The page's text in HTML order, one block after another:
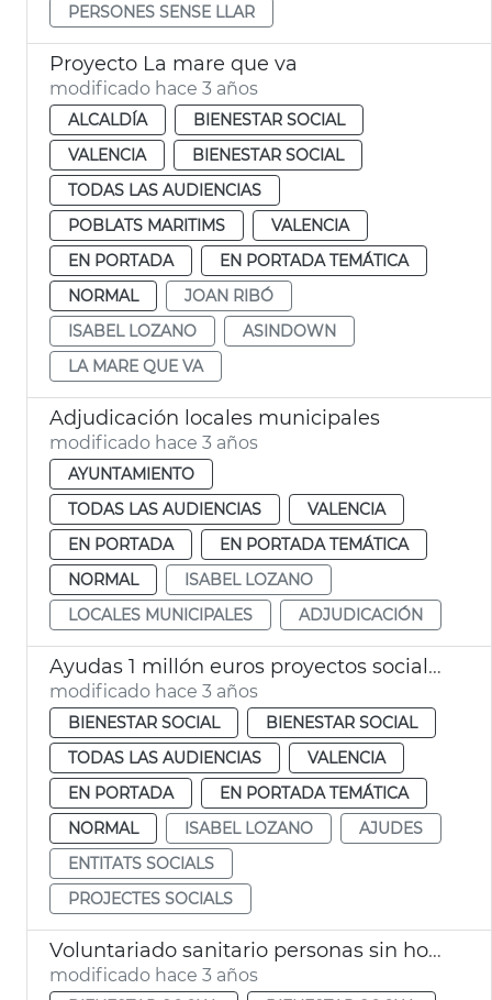
PERSONES SENSE LLAR
Proyecto La mare que va
modificado hace 3 años
ALCALDÍA
BIENESTAR SOCIAL
VALENCIA
BIENESTAR SOCIAL
TODAS LAS AUDIENCIAS
POBLATS MARITIMS
VALENCIA
EN PORTADA
EN PORTADA TEMÁTICA
NORMAL
JOAN RIBÓ
ISABEL LOZANO
ASINDOWN
LA MARE QUE VA
Adjudicación locales municipales
modificado hace 3 años
AYUNTAMIENTO
TODAS LAS AUDIENCIAS
VALENCIA
EN PORTADA
EN PORTADA TEMÁTICA
NORMAL
ISABEL LOZANO
LOCALES MUNICIPALES
ADJUDICACIÓN
Ayudas 1 millón euros proyectos sociales
modificado hace 3 años
BIENESTAR SOCIAL
BIENESTAR SOCIAL
TODAS LAS AUDIENCIAS
VALENCIA
EN PORTADA
EN PORTADA TEMÁTICA
NORMAL
ISABEL LOZANO
AJUDES
ENTITATS SOCIALS
PROJECTES SOCIALS
Voluntariado sanitario personas sin hogar
modificado hace 3 años